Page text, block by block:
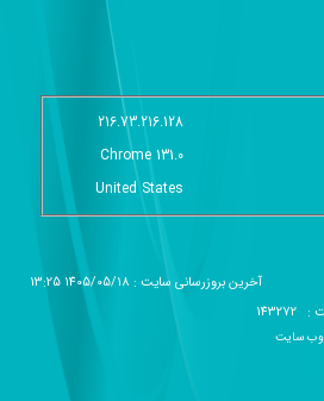
216.73.216.128
Chrome 131.0
United States
آخرین بروزرسانی سایت : 1405/05/18 13:25
:
143272
وب سایت